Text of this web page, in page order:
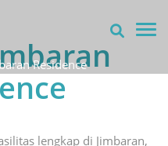
Residence
lengkap di Jimbaran,